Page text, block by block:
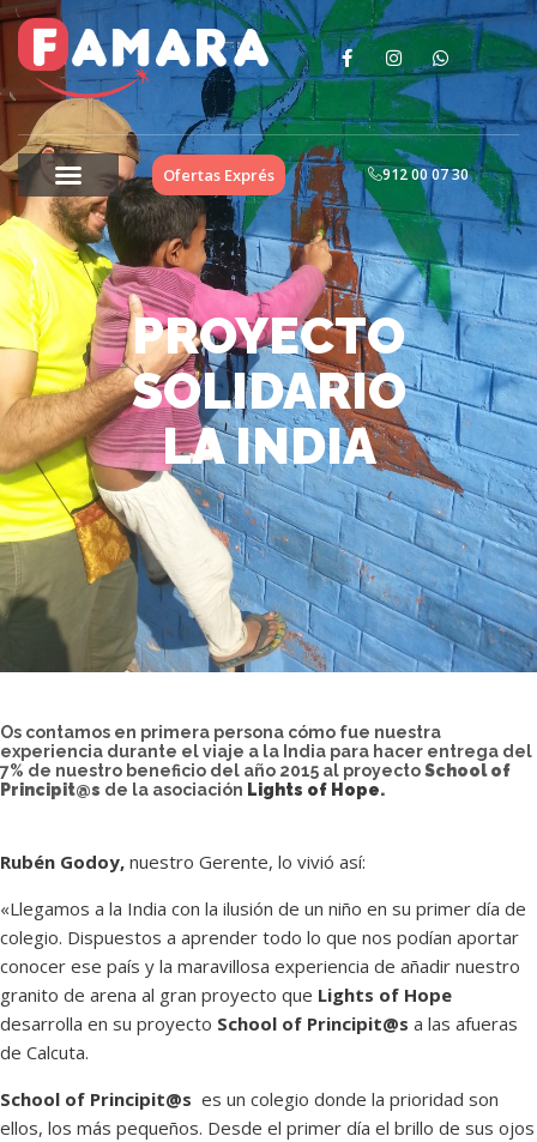
Ofertas Exprés 912 00 07 30
PROYECTO
SOLIDARIO
LA INDIA
Os contamos en primera persona cómo fue nuestra
experiencia durante el viaje a la India para hacer entrega del
7% de nuestro beneficio del año 2015 al proyectoSchool of
Principit@s de la asociación Lights of Hope.
Rubén Godoy, nuestro Gerente, lo vivió así:
«Llegamos a la India con la ilusión de un niño en su primer día de
colegio. Dispuestos a aprender todo lo que nos podían aportar
conocer ese país y la maravillosa experiencia de añadir nuestro
granito de arena al gran proyecto que Lights of Hope
desarrolla en su proyecto School of Principit@s a las afueras
de Calcuta.
School of Principit@s es un colegio donde la prioridad son
ellos, los más pequeños. Desde el primer día el brillo de sus ojos